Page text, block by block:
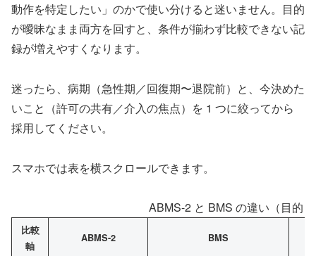
動作を特定したい」のかで使い分けると迷いません。目的
が曖昧なまま両方を回すと、条件が揃わず比較できない記
録が増えやすくなります。
迷ったら、病期（急性期／回復期〜退院前）と、今決めた
いこと（許可の共有／介入の焦点）を 1 つに絞ってから
採用してください。
スマホでは表を横スクロールできます。
ABMS-2 と BMS の違い（目的
比較
軸
ABMS-2 BMS